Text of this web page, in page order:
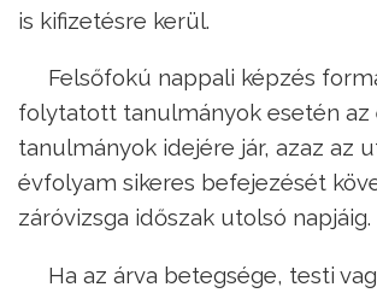
is kifizetésre kerül.
Felsőfokú nappali képzés
folytatott tanulmányok esetén az
tanulmányok idejére jár, azaz az
évfolyam sikeres befejezését
záróvizsga időszak utolsó napjáig.
Ha az árva betegsége, testi